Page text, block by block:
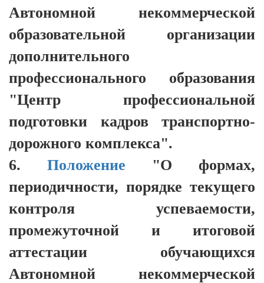
Автономной некоммерческой
образовательной организации
дополнительного
профессионального образования
"Центр профессиональной
подготовки кадров транспортно-
дорожного комплекса".
6. Положение "О формах,
периодичности, порядке текущего
контроля успеваемости,
промежуточной и итоговой
аттестации обучающихся
Автономной некоммерческой